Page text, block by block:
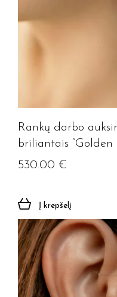
Rankų darbo
briliantais “Golden
530.00 €
Į krepšelį